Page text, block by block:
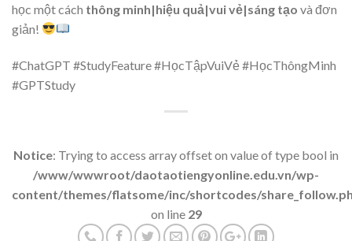
học một cách thông minh|hiệu quả|vui vẻ|sáng tạo và đơn
giản!
#ChatGPT #StudyFeature #HọcTậpVuiVẻ #HọcThôngMinh
#GPTStudy
Notice: Trying to access array offset on value of type bool in
/www/wwwroot/daotaotiengyonline.edu.vn/wp-
content/themes/flatsome/inc/shortcodes/
on line 29